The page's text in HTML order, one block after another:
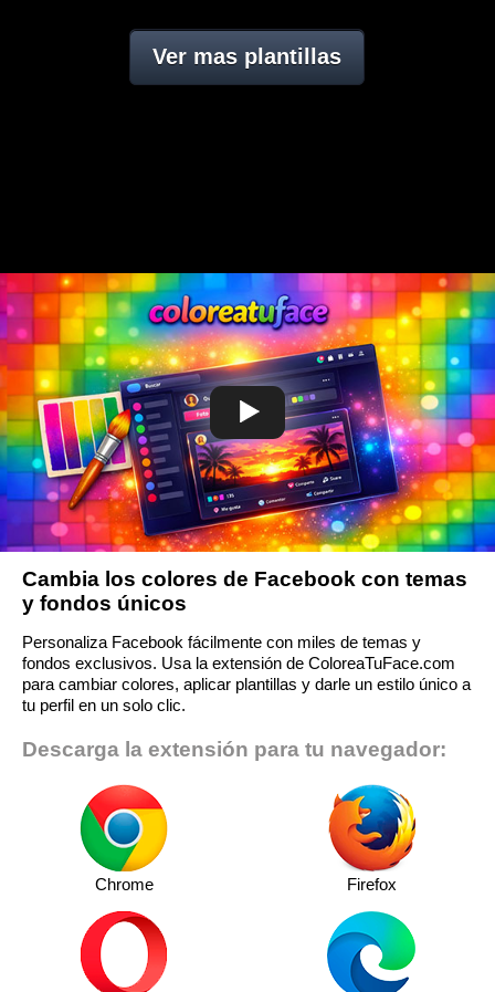
Ver mas plantillas
Cambia los colores de Facebook con temas
y fondos únicos
Personaliza Facebook fácilmente con miles de temas y
fondos exclusivos. Usa la extensión de ColoreaTuFace.com
para cambiar colores, aplicar plantillas y darle un estilo único a
tu perfil en un solo clic.
Descarga la extensión para tu navegador:
Chrome Firefox